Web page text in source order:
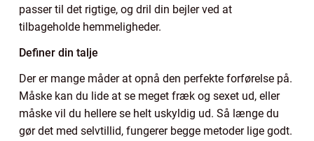
passer til det rigtige, og dril din bejler ved at
tilbageholde hemmeligheder.
Definer din talje
Der er mange måder at opnå den perfekte forførelse på.
Måske kan du lide at se meget fræk og sexet ud, eller
måske vil du hellere se helt uskyldig ud. Så længe du
gør det med selvtillid, fungerer begge metoder lige godt.